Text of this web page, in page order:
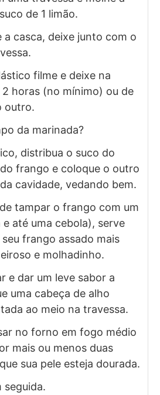
de 1 limão.
a casca, deixe junto com o
filme e deixe na
horas (no mínimo) ou de
outro.
da marinada?
distribua o suco do
frango e coloque o outro
cavidade, vedando bem.
tampar o frango com um
e até uma cebola), serve
frango assado mais
e molhadinho.
e dar um leve sabor a
uma cabeça de alho
ao meio na travessa.
no forno em fogo médio
mais ou menos duas
sua pele esteja dourada.
seguida.